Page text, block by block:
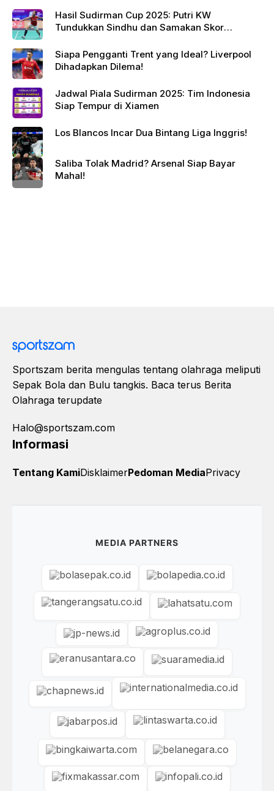
Hasil Sudirman Cup 2025: Putri KW
Tundukkan Sindhu dan Samakan Skor
Siapa Pengganti Trent yang Ideal? Liverpool
Dihadapkan Dilema!
Jadwal Piala Sudirman 2025: Tim Indonesia
Siap Tempur di Xiamen
Los Blancos Incar Dua Bintang Liga Inggris!
Saliba Tolak Madrid? Arsenal Siap Bayar
Mahal!
Sportszam berita mengulas tentang olahraga meliputi
Sepak Bola dan Bulu tangkis. Baca terus Berita
Olahraga terupdate
Halo@sportszam.com
Informasi
Tentang KamiDisklaimerPedoman MediaPrivacy
MEDIA PARTNERS